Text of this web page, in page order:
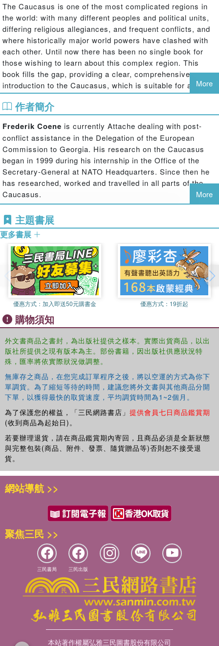
The Caucasus is one of the most complicated regions in
the world: with many different peoples and political units,
differing religious allegiances, and frequent conflicts, and
where historically major world powers have clashed with
each other. Until now there has been no single book for
those wishing to learn about this complex region. This
book fills the gap, providing a clear, comprehensive
introduction to the Caucasus, which is suitable for all
readers. It covers the geography; the historical
development of the region; economics; politics and
government; population; religion and society; culture and
traditions; alongside its conflicts and international
relations. Written throughout in an accessible style, it
requires no prior knowledge of the Caucasus. The book
will be invaluable for those researching specific issues, as
well as for readers needing a thorough introduction to the
region.
More
作者簡介
Frederik Coene is currently Attache dealing with post-
conflict assistance in the Delegation of the European
Commission to Georgia. His research on the Caucasus
began in 1999 during his internship in the Office of the
Secretary-General at NATO Headquarters. Since then he
has researched, worked and travelled in all parts of the
Caucasus.
More
主題書展
更多書展
優惠方式： 加入即送50元購書金 優惠方式： 19折起
購物須知
外文書商品之書封，為出版社提供之樣本。實際出貨商品，以出
版社所提供之現有版本為主。部份書籍，因出版社供應狀況特
殊，匯率將依實際狀況做調整。
無庫存之商品，在您完成訂單程序之後，將以空運的方式為你下
單調貨。為了縮短等待的時間，建議您將外文書與其他商品分開
下單，以獲得最快的取貨速度，平均調貨時間為1~2個月。
為了保護您的權益，「三民網路書店」 提供會員七日商品鑑賞期
(收到商品為起始日)。
若要辦理退貨，請在商品鑑賞期內寄回，且商品必須是全新狀態
與完整包裝(商品、附件、發票、隨貨贈品等)否則恕不接受退
貨。
網站導航 >>
聚焦三民 >>
三民書局 三民出版
本站著作權屬弘雅三民圖書股份有限公司